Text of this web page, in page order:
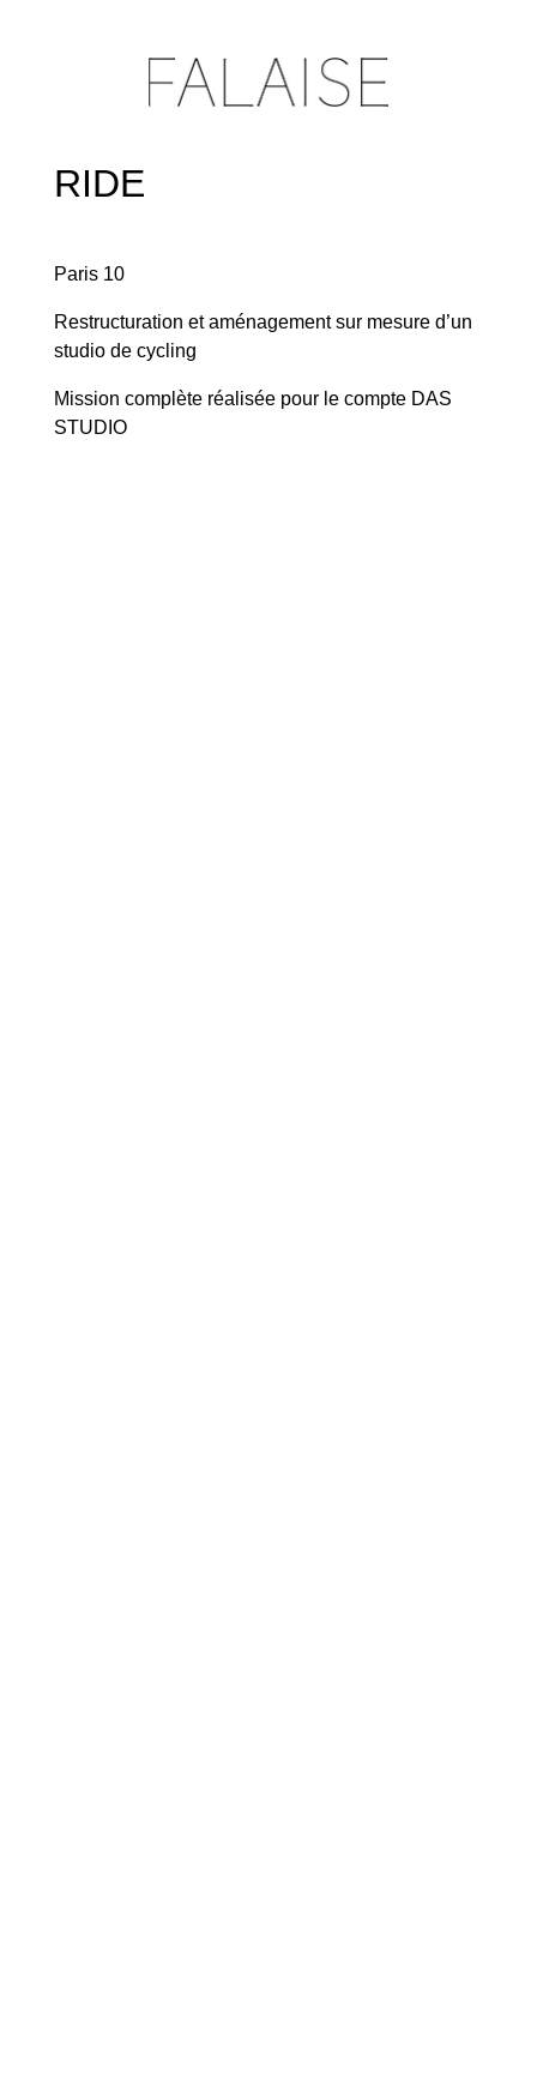
RIDE
Paris 10
Restructuration et aménagement sur mesure d’un
studio de cycling
Mission complète réalisée pour le compte DAS
STUDIO